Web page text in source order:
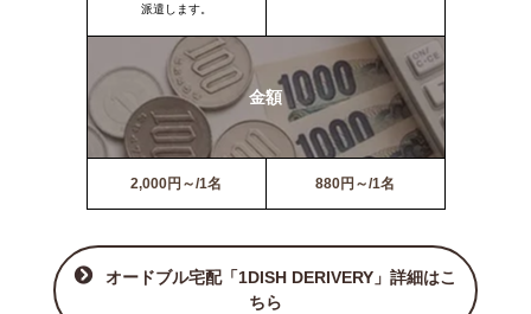
派遣します。
金額
2,000円～/1名 880円～/1名
オードブル宅配「1DISH DERIVERY」詳細はこ
ちら